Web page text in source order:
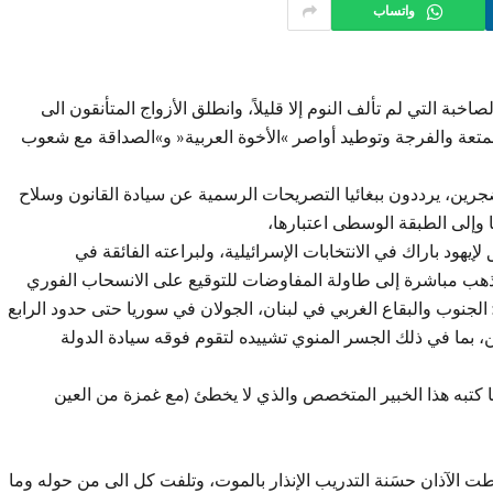
واتساب
التي لم تألف النوم إلا قليلاً، وانطلق الأزواج المتأنقون الى
والفرجة وتوطيد أواصر »الأخوة العربية« و»الصداقة مع شعوب
يرددون ببغائيا التصريحات الرسمية عن سيادة القانون وسلاح
الطبقة الوسطى اعتبارها،
باراك في الانتخابات الإسرائيلية، ولبراعته الفائقة في
مباشرة إلى طاولة المفاوضات للتوقيع على الانسحاب الفوري
والبقاع الغربي في لبنان، الجولان في سوريا حتى حدود الرابع
في ذلك الجسر المنوي تشييده لتقوم فوقه سيادة الدولة
كتبه هذا الخبير المتخصص والذي لا يخطئ (مع غمزة من العين
الآذان حسَنة التدريب الإنذار بالموت، وتلفت كل الى من حوله وما